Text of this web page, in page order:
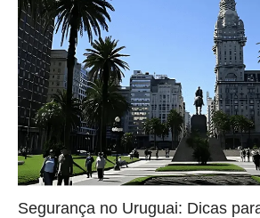
Segurança no Uruguai: Dicas